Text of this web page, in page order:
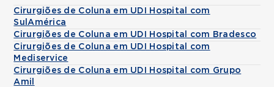
Cirurgiões de Coluna em UDI Hospital com
SulAmérica
Cirurgiões de Coluna em UDI Hospital com Bradesco
Cirurgiões de Coluna em UDI Hospital com
Mediservice
Cirurgiões de Coluna em UDI Hospital com Grupo
Amil